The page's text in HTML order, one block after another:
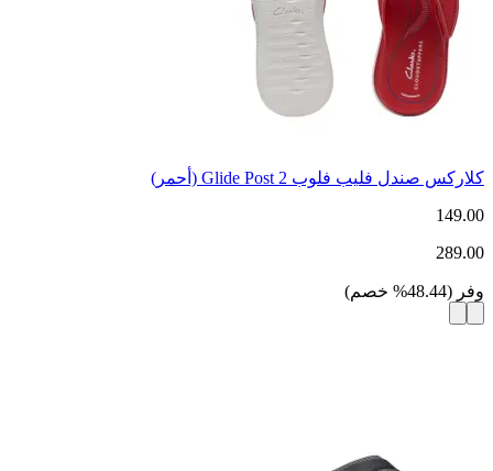
كلاركس صندل فليب فلوب Glide Post 2 (أحمر)
149.00
289.00
وفر (
48.44
% خصم)